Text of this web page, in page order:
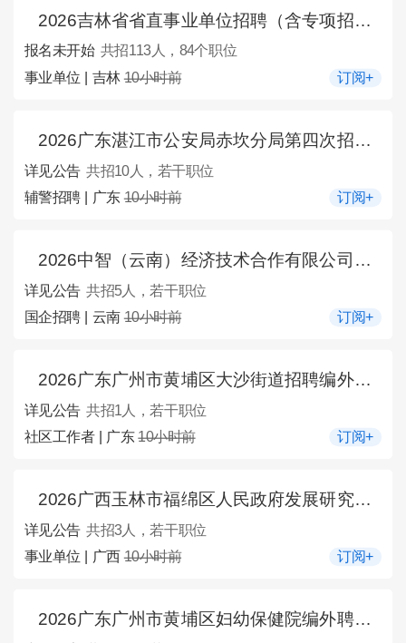
2026吉林省省直事业单位招聘（含专项招聘高校毕业生）113人公告（11号）
报名未开始 共招113人，84个职位
事业单位 | 吉林10小时前 订阅+
2026广东湛江市公安局赤坎分局第四次招聘警务辅助人员10人公告
详见公告 共招10人，若干职位
辅警招聘 | 广东10小时前 订阅+
2026中智（云南）经济技术合作有限公司专职驾驶员招聘5人公告（市公共就业和人才服务中心招用工信息2026年第62期）
详见公告 共招5人，若干职位
国企招聘 | 云南10小时前 订阅+
2026广东广州市黄埔区大沙街道招聘编外聘用人员1人公告
详见公告 共招1人，若干职位
社区工作者 | 广东10小时前 订阅+
2026广西玉林市福绵区人民政府发展研究中心招聘见习生3人公告
详见公告 共招3人，若干职位
事业单位 | 广西10小时前 订阅+
2026广东广州市黄埔区妇幼保健院编外聘用人员招聘1人公告